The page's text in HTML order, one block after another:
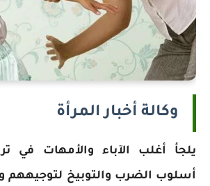
وكالة أخبار المرأة
يلجأ أغلب الآباء والأمهات في
أسلوب الضرب والتوبيخ لتوجيههم